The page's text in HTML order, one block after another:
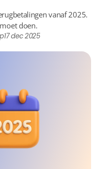
vanaf 2025.
doen.
17 dec 2025